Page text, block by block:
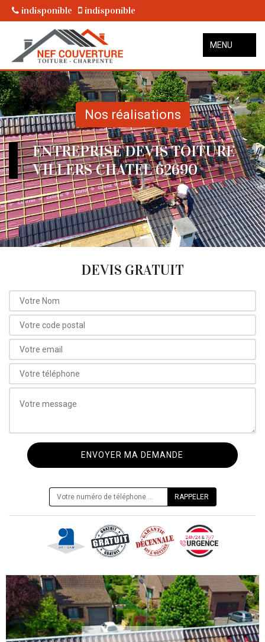
indisponible indisponible
MENU
Nos réalisations
ENTREPRISE DEVIS TOITURE
VILLERS CHATEL 62690
DEVIS GRATUIT